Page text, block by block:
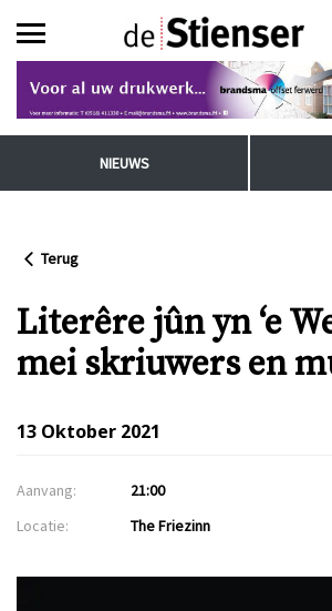
NIEUWS
Terug
Literêre jûn yn ‘e
mei skriuwers en
13 Oktober 2021
Aanvang:
21:00
Locatie:
The Friezinn